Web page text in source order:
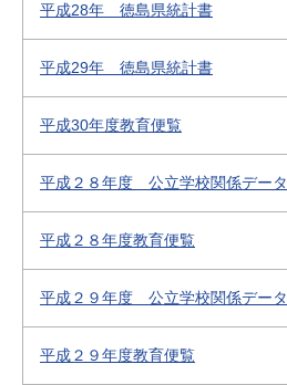
平成28年 徳島県統計書
平成29年 徳島県統計書
平成30年度教育便覧
平成２８年度 公立学校関係データ
平成２８年度教育便覧
平成２９年度 公立学校関係データ
平成２９年度教育便覧